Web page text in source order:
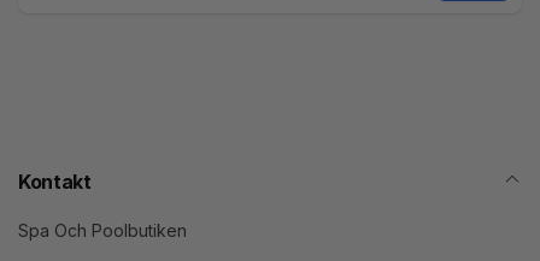
Kontakt
Spa Och Poolbutiken